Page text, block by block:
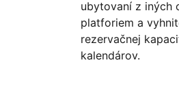
ubytovaní z iných
platforiem a
rezervačnej
kalendárov.